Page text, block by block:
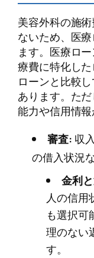
美容外科の施
ないため、医
ます。医療ロ
療費に特化し
ローンと比較
あります。た
能力や信用情報
審査: 収
の借入状況
金利
人の信用
も選択可
理のない
す。